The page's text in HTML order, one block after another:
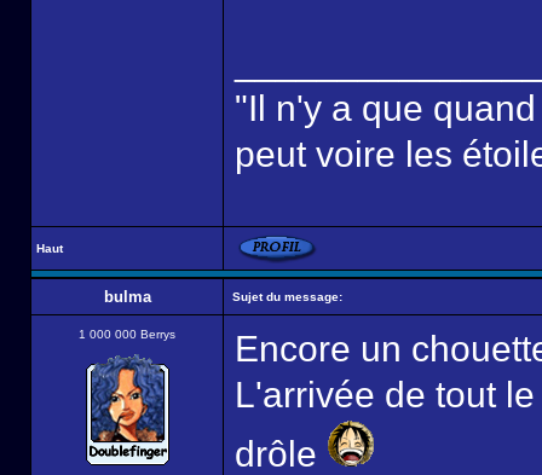
"Il n'y a que
peut voire les
Haut
bulma Sujet du message:
1 000 000 Berrys
Encore un
L'arrivée de tout
drôle